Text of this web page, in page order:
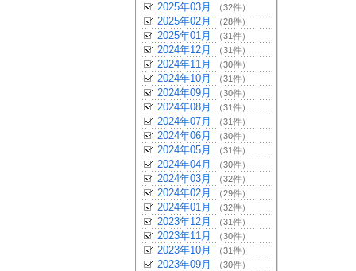
2025年03月 （32件）
2025年02月 （28件）
2025年01月 （31件）
2024年12月 （31件）
2024年11月 （30件）
2024年10月 （31件）
2024年09月 （30件）
2024年08月 （31件）
2024年07月 （31件）
2024年06月 （30件）
2024年05月 （31件）
2024年04月 （30件）
2024年03月 （32件）
2024年02月 （29件）
2024年01月 （32件）
2023年12月 （31件）
2023年11月 （30件）
2023年10月 （31件）
2023年09月 （30件）